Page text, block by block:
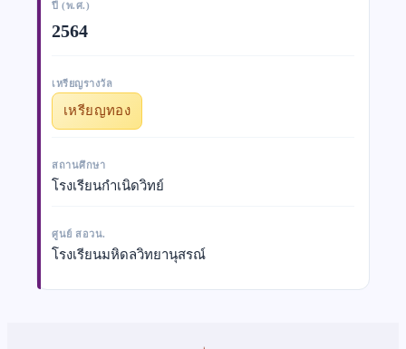
ปี (พ.ศ.)
2564
เหรียญรางวัล
เหรียญทอง
สถานศึกษา
โรงเรียนกำเนิดวิทย์
ศูนย์ สอวน.
โรงเรียนมหิดลวิทยานุสรณ์